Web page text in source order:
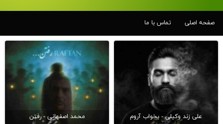
صفحه اصلی تماس با ما
علی زند وکیلی - بخواب آروم محمد اصفهانی - رفتن